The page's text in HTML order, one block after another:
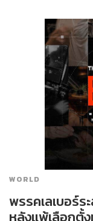
WORLD
พรรคเลเบอร์